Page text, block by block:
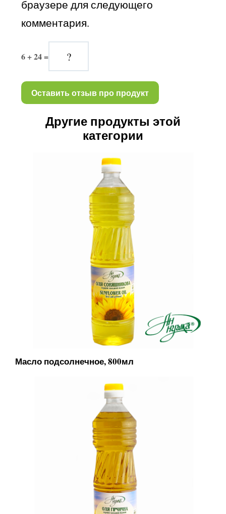
Витамин Е,
mg(мг)
37,20
Витамин A,
mg(мг)
Холестерин,
mg(мг)
0,00
браузере для следующего
комментария.
6 + 24 =
Другие продукты этой
категории
Масло подсолнечное, 800мл